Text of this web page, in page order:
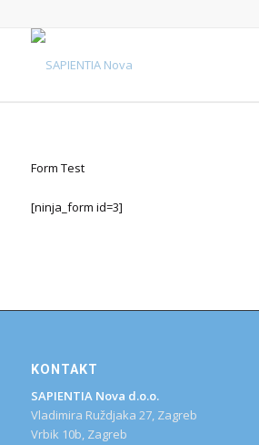
Form Test
[ninja_form id=3]
KONTAKT
SAPIENTIA Nova d.o.o.
Vladimira Ruždjaka 27, Zagreb
Vrbik 10b, Zagreb